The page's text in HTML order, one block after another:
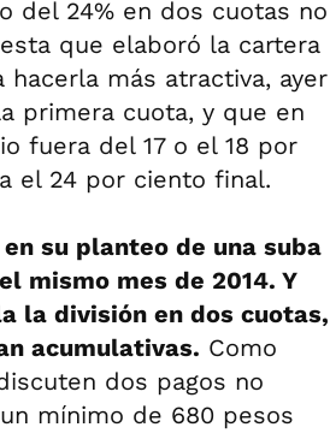
del 24% en dos cuotas no
que elaboró la cartera
hacerla más atractiva, ayer
primera cuota, y que en
fuera del 17 o el 18 por
el 24 por ciento final.
su planteo de una suba
mismo mes de 2014. Y
la división en dos cuotas,
acumulativas. Como
dos pagos no
mínimo de 680 pesos